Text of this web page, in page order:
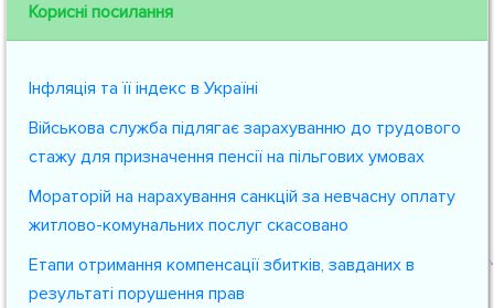
Корисні посилання
Інфляція та її індекс в Україні
Військова служба підлягає зарахуванню до трудового
стажу для призначення пенсії на пільгових умовах
Мораторій на нарахування санкцій за невчасну оплату
житлово-комунальних послуг скасовано
Етапи отримання компенсації збитків, завданих в
результаті порушення прав